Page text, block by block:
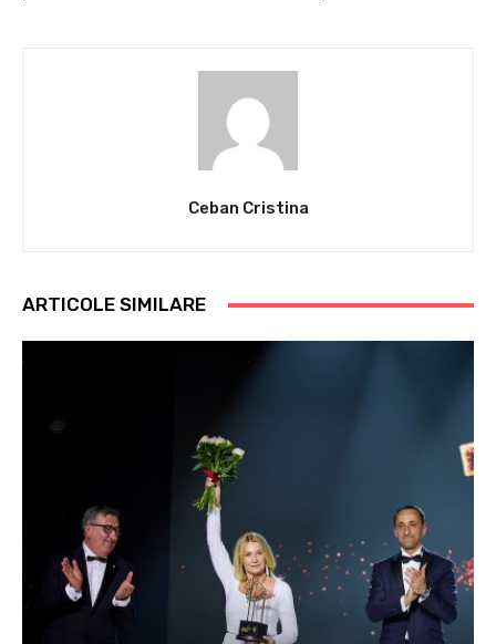
Ceban Cristina
ARTICOLE SIMILARE